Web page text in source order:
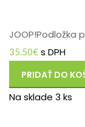
JOOP!Podložka
35.50€ s DPH
PRIDAŤ DO
Na sklade 3 ks